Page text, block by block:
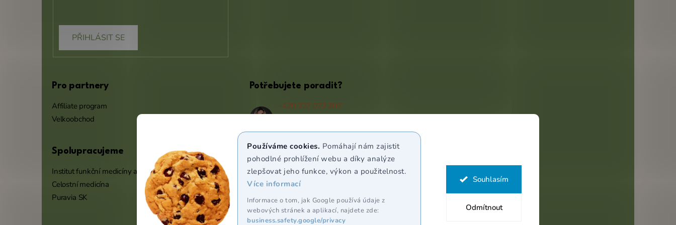
Používáme cookies. Pomáhají nám zajistit
pohodlné prohlížení webu a díky analýze
zlepšovat jeho funkce, výkon a použitelnost.
Více informací
Informace o tom, jak Google používá údaje z
webových stránek a aplikací, najdete zde:
business.safety.google/privacy
Odmítnout
Souhlasím
PŘIHLÁSIT SE
Pro partnery
Affiliate program
Velkoobchod
Spolupracujeme
Institut funkční medicíny a výživy
Celostní medicína
Puravia SK
Potřebujete poradit?
+420 227 072 207
info@puravia.cz
WhatsApp